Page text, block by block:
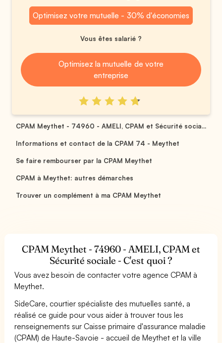
Optimisez votre mutuelle - 30% d'économies
Vous êtes salarié ?
Optimisez la mutuelle de votre
entreprise
CPAM Meythet - 74960 - AMELI, CPAM et Sécurité socia...
Informations et contact de la CPAM 74 - Meythet
Se faire rembourser par la CPAM Meythet
CPAM à Meythet: autres démarches
Trouver un complément à ma CPAM Meythet
CPAM Meythet - 74960 - AMELI, CPAM et
Sécurité sociale - C'est quoi ?
Vous avez besoin de contacter votre agence CPAM à
Meythet.
SideCare, courtier spécialiste des mutuelles santé, a
réalisé ce guide pour vous aider à trouver tous les
renseignements sur Caisse primaire d'assurance maladie
(CPAM) de Haute-Savoie - accueil de Meythet et la ville